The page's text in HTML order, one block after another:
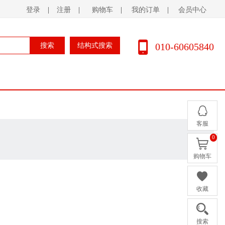
登录 注册 购物车 我的订单 会员中心
010-60605840
搜索 结构式搜索
客服
购物车
0
收藏
搜索